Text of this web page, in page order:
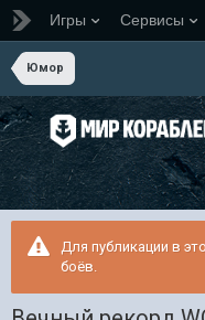
Игры Сервисы
Юмор
Для публикации в
боёв.